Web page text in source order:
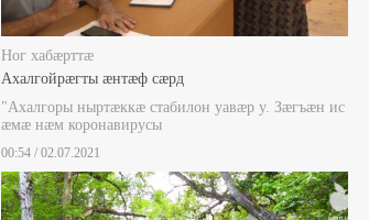
Ног хабæрттæ
Ахалгойрæгты æнтæф сæрд
"Ахалгоры ныртæккæ стабилон уавæр у. Зæгъæн ис
æмæ нæм коронавирусы
00:54 / 02.07.2021